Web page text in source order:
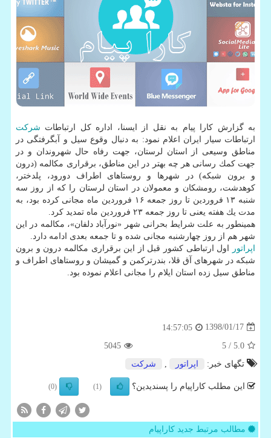
به گزارش كارا پیام به نقل از ایسنا، اداره كل ارتباطات شركت
ارتباطات سیار ایران اعلام نمود: به دنبال وقوع سیل و آبگرفتگی در
مناطق وسیعی از استان لرستان، جهت رفاه حال شهروندان و در
جهت كمك رسانی هر چه بهتر در این مناطق، برقراری مكالمه (درون
و برون شبكه) در شهرها و روستاهای اطراف دورود، پلدختر،
كوهدشت، رومشكان و معمولان در استان لرستان را كه از روز سه
شنبه ۱۳ فروردین تا روز جمعه ۱۶ فروردین ماه مجانی كرده بود، به
مدت یك هفته یعنی تا روز جمعه ۲۳ فروردین ماه تمدید كرد.
همینطور به علت شرایط بحرانی شهر «نورآباد دلفان»، مكالمه در این
شهر هم از روز چهارشنبه مجانی شده و تا جمعه بعدی ادامه دارد.
اپراتور
اول ارتباطی كشور قبل از این برقراری مكالمه درون و برون
شبكه در شهرهای آق قلا، بندرتركمن و گمیشان و روستاهای اطراف و
مناطق سیل زده استان ایلام را مجانی اعلام نموده بود.
1398/01/17
14:57:05
5.0
/ 5
5045
تگهای خبر:
اپراتور شركت
این مطلب کاراپیام را پسندیدین؟ (1)
(0)
مطالب مرتبط جدید کاراپیام